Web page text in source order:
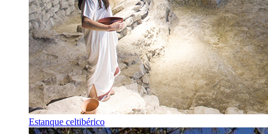
Estanque celtibérico